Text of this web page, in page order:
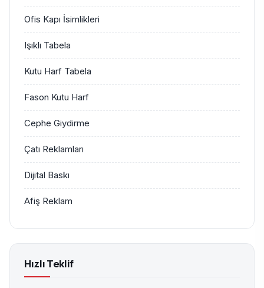
Ofis Kapı İsimlikleri
Işıklı Tabela
Kutu Harf Tabela
Fason Kutu Harf
Cephe Giydirme
Çatı Reklamları
Dijital Baskı
Afiş Reklam
Hızlı Teklif